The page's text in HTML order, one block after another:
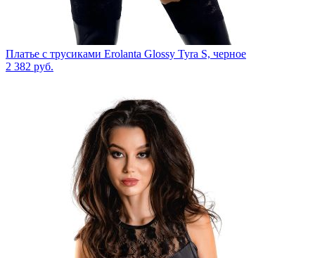
Платье с трусиками Erolanta Glossy Tyra S, черное
2 382 руб.